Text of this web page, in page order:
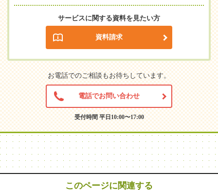
サービスに関する資料を見たい方
資料請求
お電話でのご相談もお待ちしています。
電話でお問い合わせ
受付時間 平日10:00〜17:00
このページに関連する